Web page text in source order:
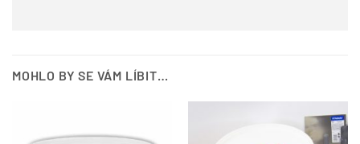
MOHLO BY SE VÁM LÍBIT…